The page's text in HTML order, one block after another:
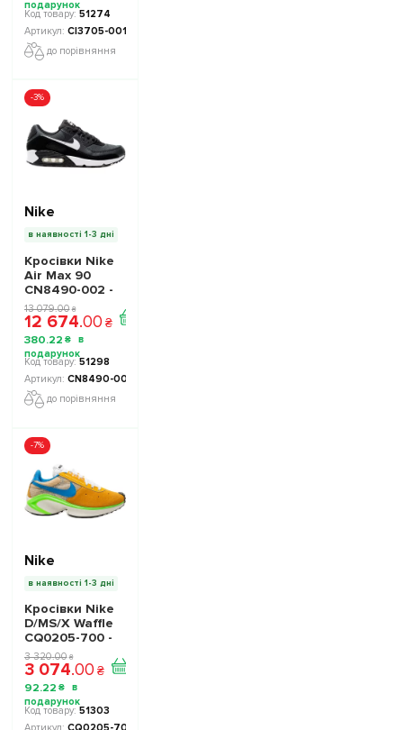
51274
CI3705-001
до порівняння
-3%
Nike
в наявності 1-3 дні
Кросівки Nike
Air Max 90
CN8490-002 -
Офіційна
Продукція
13 079.00 ₴
12 674.00 ₴
380.22 ₴
51298
CN8490-002
до порівняння
-7%
Nike
в наявності 1-3 дні
Кросівки Nike
D/MS/X Waffle
CQ0205-700 -
Офіційна
Продукція
3 320.00 ₴
3 074.00 ₴
92.22 ₴
51303
CQ0205-700